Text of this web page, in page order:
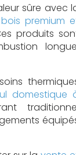
sûre avec
premium
produits
domestique